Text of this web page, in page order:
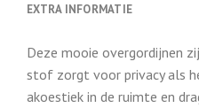
EXTRA INFORMATIE
Deze mooie overgordijnen
stof zorgt voor privacy als
akoestiek in de ruimte en